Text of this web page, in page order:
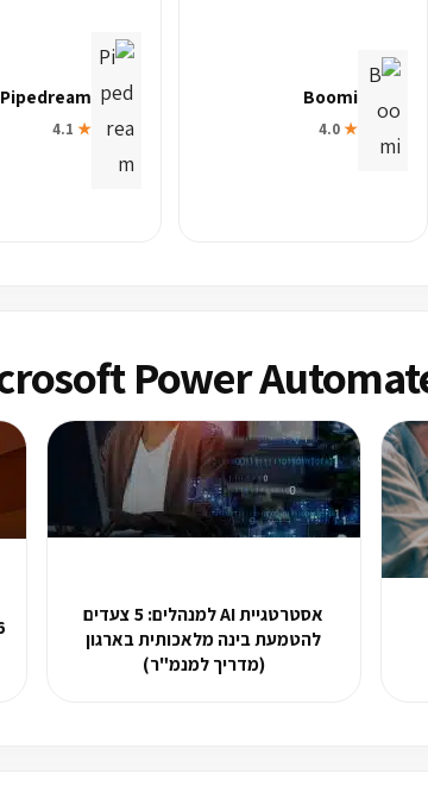
Boomi
★
Pipedream
★
אסטרטגיית AI למנהלים: 5 צעדים
להטמעת בינה מלאכותית בארגון
(מדריך למנמ"ר)